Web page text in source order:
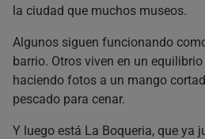
la ciudad que muchos museos.
Algunos siguen funcionando
barrio. Otros viven en un
haciendo fotos a un mango
pescado para cenar.
Y luego está La Boqueria, que ya